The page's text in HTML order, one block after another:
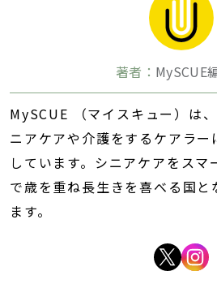
著者： MySCUE
MySCUE （マイスキュー）は
ニアケアや介護をするケアラ
しています。シニアケアをスマ
で歳を重ね長生きを喜べる国と
ます。